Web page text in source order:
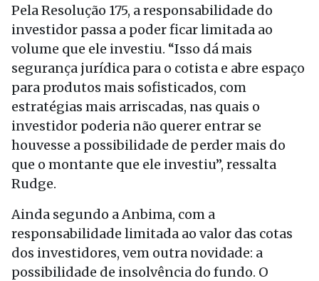
Pela Resolução 175, a responsabilidade do
investidor passa a poder ficar limitada ao
volume que ele investiu. “Isso dá mais
segurança jurídica para o cotista e abre espaço
para produtos mais sofisticados, com
estratégias mais arriscadas, nas quais o
investidor poderia não querer entrar se
houvesse a possibilidade de perder mais do
que o montante que ele investiu”, ressalta
Rudge.
Ainda segundo a Anbima, com a
responsabilidade limitada ao valor das cotas
dos investidores, vem outra novidade: a
possibilidade de insolvência do fundo. O